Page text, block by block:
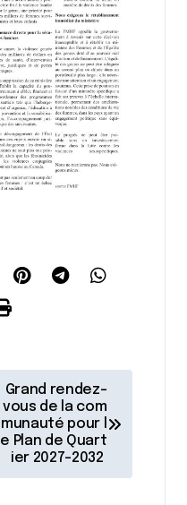
Grand rendez-
vous de la com
munauté pour l
e Plan de Quart
ier 2027-2032